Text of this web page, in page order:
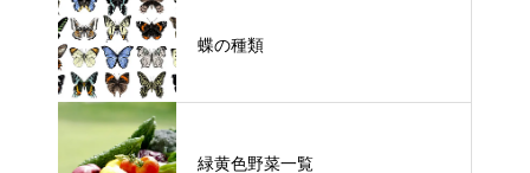
蝶の種類
緑黄色野菜一覧